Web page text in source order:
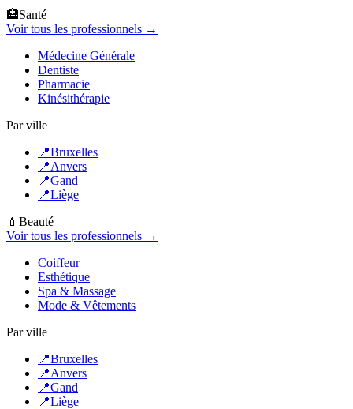
🏥Santé
Voir tous les professionnels →
Médecine Générale
Dentiste
Pharmacie
Kinésithérapie
Par ville
📍Bruxelles
📍Anvers
📍Gand
📍Liège
💄 Beauté
Voir tous les professionnels →
Coiffeur
Esthétique
Spa & Massage
Mode & Vêtements
Par ville
📍Bruxelles
📍Anvers
📍Gand
📍Liège